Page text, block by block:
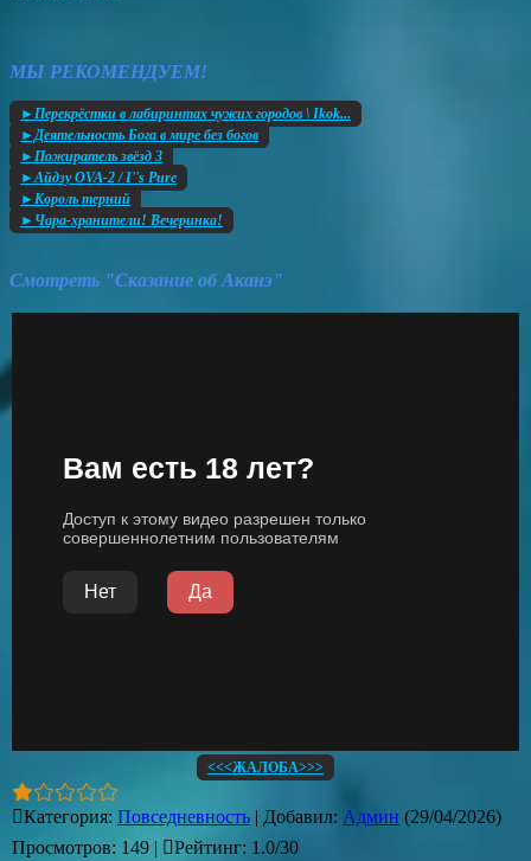
МЫ РЕКОМЕНДУЕМ!
►Перекрёстки в лабиринтах чужих городов \ Ikok...
►Деятельность Бога в мире без богов
►Пожиратель звёзд 3
►Айдзу OVA-2 / I''s Pure
►Король терний
►Чара-хранители! Вечеринка!
Смотреть "Сказание об Аканэ"
<<<ЖАЛОБА>>>
Категория: Повседневность | Добавил: Админ (29/04/2026)
Просмотров: 149 | Рейтинг: 1.0/30